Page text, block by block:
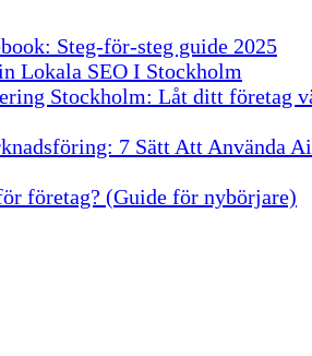
Steg-för-steg guide 2025
Lokala SEO I Stockholm
Stockholm: Låt ditt företag
7 Sätt Att Använda
företag? (Guide för nybörjare)